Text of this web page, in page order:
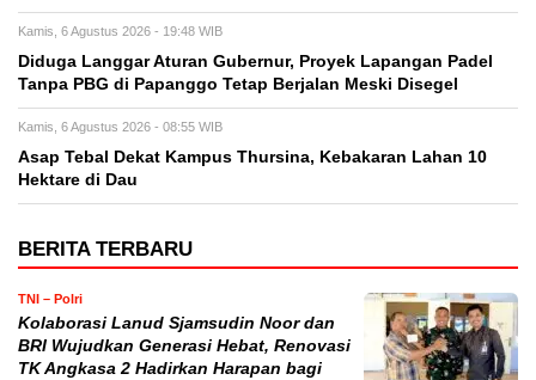
Kamis, 6 Agustus 2026 - 19:48 WIB
Diduga Langgar Aturan Gubernur, Proyek Lapangan Padel
Tanpa PBG di Papanggo Tetap Berjalan Meski Disegel
Kamis, 6 Agustus 2026 - 08:55 WIB
Asap Tebal Dekat Kampus Thursina, Kebakaran Lahan 10
Hektare di Dau
BERITA TERBARU
TNI – Polri
Kolaborasi Lanud Sjamsudin Noor dan
BRI Wujudkan Generasi Hebat, Renovasi
TK Angkasa 2 Hadirkan Harapan bagi